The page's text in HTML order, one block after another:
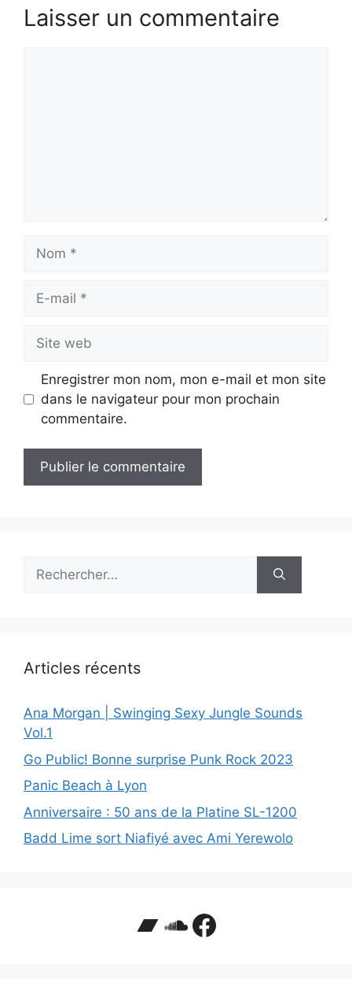
Laisser un commentaire
mail
web
Enregistrer mon nom, mon e-mail et mon site
dans le navigateur pour mon prochain
commentaire.
Rechercher :
Articles récents
Ana Morgan | Swinging Sexy Jungle Sounds
Vol.1
Go Public! Bonne surprise Punk Rock 2023
Panic Beach à Lyon
Anniversaire : 50 ans de la Platine SL-1200
Badd Lime sort Niafiyé avec Ami Yerewolo
Bandcamp
SoundCloud
Facebook